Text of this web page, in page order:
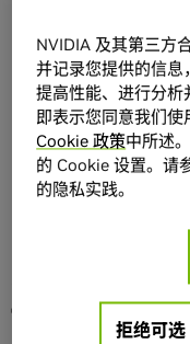
分享
Paving
Safer,
NVIDIA 及其第三方
并记录您提供的信息
提高性能、进行分析
即表示您同意我们
Cookie 政策中所述
的 Cookie 设置。请
的隐私实践。
拒绝可